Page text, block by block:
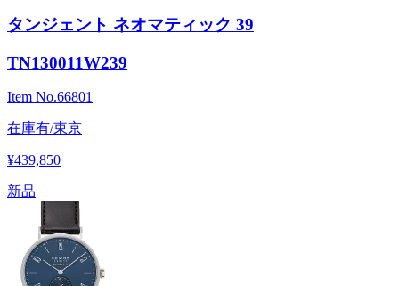
タンジェント ネオマティック 39
TN130011W239
Item No.66801
在庫有/東京
¥439,850
新品